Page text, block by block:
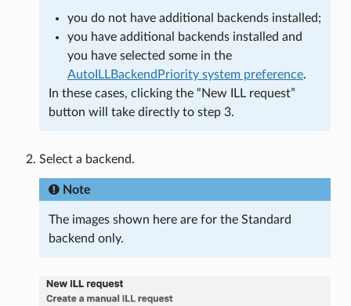
you do not have additional backends installed;
you have additional backends installed and
you have selected some in the
AutoILLBackendPriority system preference.
In these cases, clicking the “New ILL request”
button will take directly to step 3.
Select a backend.
Note
The images shown here are for the Standard
backend only.